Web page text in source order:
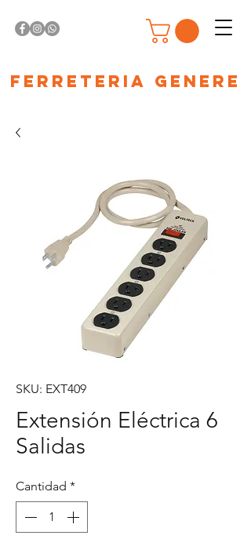
Ferreteria Genere
SKU: EXT409
Extensión Eléctrica 6
Salidas
Cantidad *